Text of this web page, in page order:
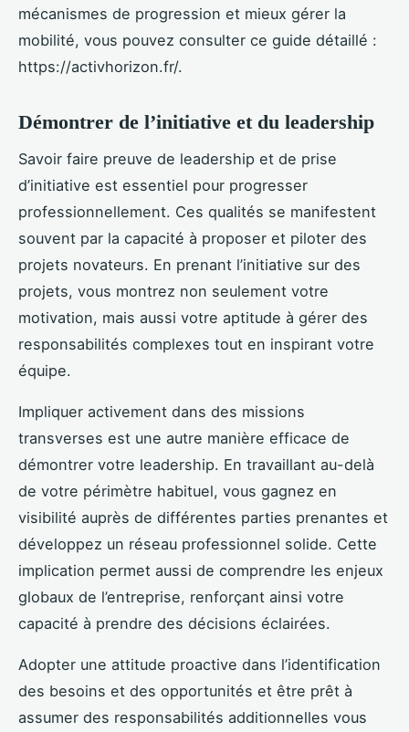
mécanismes de progression et mieux gérer la
mobilité, vous pouvez consulter ce guide détaillé :
https://activhorizon.fr/.
Démontrer de l’initiative et du leadership
Savoir faire preuve de leadership et de prise
d’initiative est essentiel pour progresser
professionnellement. Ces qualités se manifestent
souvent par la capacité à proposer et piloter des
projets novateurs. En prenant l’initiative sur des
projets, vous montrez non seulement votre
motivation, mais aussi votre aptitude à gérer des
responsabilités complexes tout en inspirant votre
équipe.
Impliquer activement dans des missions
transverses est une autre manière efficace de
démontrer votre leadership. En travaillant au-delà
de votre périmètre habituel, vous gagnez en
visibilité auprès de différentes parties prenantes et
développez un réseau professionnel solide. Cette
implication permet aussi de comprendre les enjeux
globaux de l’entreprise, renforçant ainsi votre
capacité à prendre des décisions éclairées.
Adopter une attitude proactive dans l’identification
des besoins et des opportunités et être prêt à
assumer des responsabilités additionnelles vous